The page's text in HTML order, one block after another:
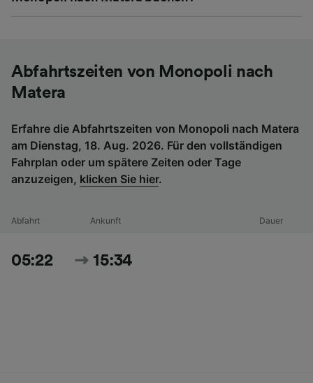
Abfahrtszeiten von Monopoli nach
Matera
Erfahre die Abfahrtszeiten von Monopoli nach Matera
am Dienstag, 18. Aug. 2026. Für den vollständigen
Fahrplan oder um spätere Zeiten oder Tage
anzuzeigen, klicken Sie hier.
Abfahrt Ankunft Dauer
05:22 15:34